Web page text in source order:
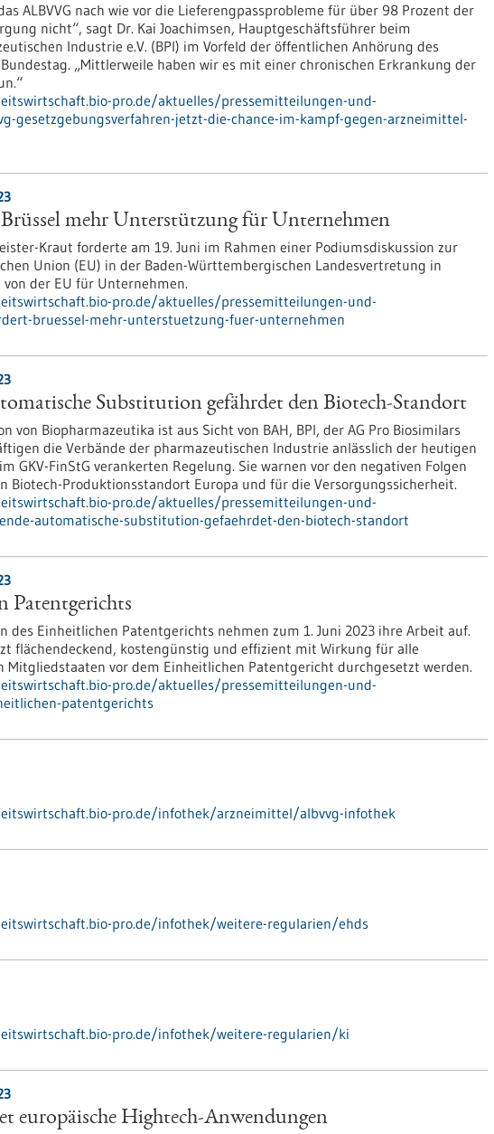
ALBVVG nach wie vor die Lieferengpassprobleme für über 98 Prozent der
nicht“, sagt Dr. Kai Joachimsen, Hauptgeschäftsführer beim
Industrie e.V. (BPI) im Vorfeld der öffentlichen Anhörung des
„Mittlerweile haben wir es mit einer chronischen Erkrankung der
pro.de/aktuelles/pressemitteilungen-und-
gesetzgebungsverfahren-jetzt-die-chance-im-kampf-gegen-arzneimittel-
mehr Unterstützung für Unternehmen
Kraut forderte am 19. Juni im Rahmen einer Podiumsdiskussion zur
Union (EU) in der Baden-Württembergischen Landesvertretung in
der EU für Unternehmen.
pro.de/aktuelles/pressemitteilungen-und-
bruessel-mehr-unterstuetzung-fuer-unternehmen
Substitution gefährdet den Biotech-Standort
von Biopharmazeutika ist aus Sicht von BAH, BPI, der AG Pro Biosimilars
die Verbände der pharmazeutischen Industrie anlässlich der heutigen
GKV-FinStG verankerten Regelung. Sie warnen vor den negativen Folgen
Biotech-Produktionsstandort Europa und für die Versorgungssicherheit.
pro.de/aktuelles/pressemitteilungen-und-
automatische-substitution-gefaehrdet-den-biotech-standort
Patentgerichts
des Einheitlichen Patentgerichts nehmen zum 1. Juni 2023 ihre Arbeit auf.
flächendeckend, kostengünstig und effizient mit Wirkung für alle
Mitgliedstaaten vor dem Einheitlichen Patentgericht durchgesetzt werden.
pro.de/aktuelles/pressemitteilungen-und-
patentgerichts
pro.de/infothek/arzneimittel/albvvg-infothek
pro.de/infothek/weitere-regularien/ehds
pro.de/infothek/weitere-regularien/ki
europäische Hightech-Anwendungen